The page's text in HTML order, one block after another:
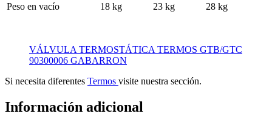
Peso en vacío
18 kg 23 kg 28 kg
VÁLVULA TERMOSTÁTICA TERMOS GTB/GTC
90300006 GABARRON
Si necesita diferentes Termos visite nuestra sección.
Información adicional